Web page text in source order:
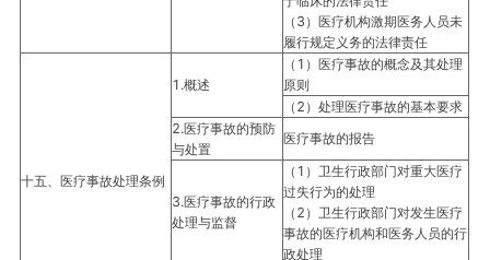
（3）医疗机构激期医务人员未
履行规定义务的法律责任
十五、医疗事故处理条例
1.概述
（1）医疗事故的概念及其处理
原则
（2）处理医疗事故的基本要求
2.医疗事故的预防
与处置
医疗事故的报告
3.医疗事故的行政
处理与监督
（1）卫生行政部门对重大医疗
过失行为的处理
（2）卫生行政部门对发生医疗
事故的医疗机构和医务人员的行
政处理